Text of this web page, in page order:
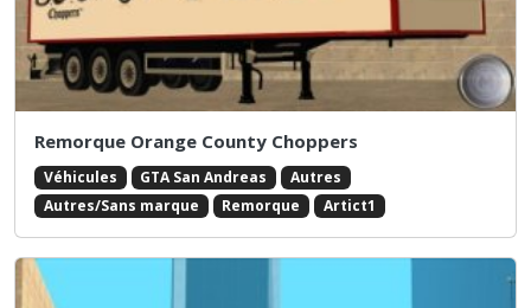
Remorque Orange County Choppers
Véhicules GTA San Andreas
Autres
Autres/Sans marque
Remorque Artict1